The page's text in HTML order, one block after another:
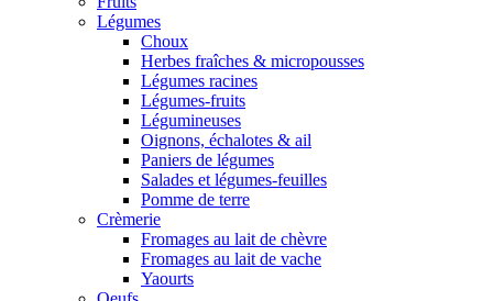
Légumes
Choux
Herbes fraîches & micropousses
Légumes racines
Légumes-fruits
Légumineuses
Oignons, échalotes & ail
Paniers de légumes
Salades et légumes-feuilles
Pomme de terre
Crèmerie
Fromages au lait de chèvre
Fromages au lait de vache
Yaourts